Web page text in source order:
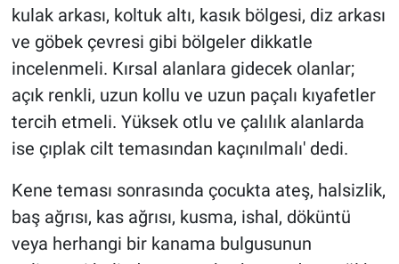
kulak arkası, koltuk altı, kasık bölgesi, diz arkası
ve göbek çevresi gibi bölgeler dikkatle
incelenmeli. Kırsal alanlara gidecek olanlar;
açık renkli, uzun kollu ve uzun paçalı kıyafetler
tercih etmeli. Yüksek otlu ve çalılık alanlarda
ise çıplak cilt temasından kaçınılmalı' dedi.
Kene teması sonrasında çocukta ateş, halsizlik,
baş ağrısı, kas ağrısı, kusma, ishal, döküntü
veya herhangi bir kanama bulgusunun